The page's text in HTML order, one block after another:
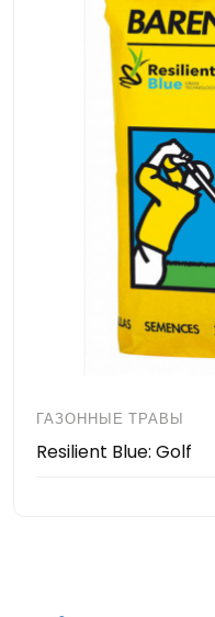
ГАЗОННЫЕ ТРАВЫ
Resilient Blue: Golf